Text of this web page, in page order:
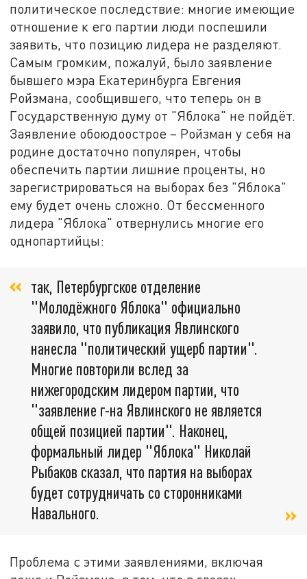
политическое последствие: многие имеющие
отношение к его партии люди поспешили
заявить, что позицию лидера не разделяют.
Самым громким, пожалуй, было заявление
бывшего мэра Екатеринбурга Евгения
Ройзмана, сообщившего, что теперь он в
Государственную думу от "Яблока" не пойдёт.
Заявление обоюдоострое – Ройзман у себя на
родине достаточно популярен, чтобы
обеспечить партии лишние проценты, но
зарегистрироваться на выборах без "Яблока"
ему будет очень сложно. От бессменного
лидера "Яблока" отвернулись многие его
однопартийцы:
так, Петербургское отделение
"Молодёжного Яблока" официально
заявило, что публикация Явлинского
нанесла "политический ущерб партии".
Многие повторили вслед за
нижегородским лидером партии, что
"заявление г-на Явлинского не является
общей позицией партии". Наконец,
формальный лидер "Яблока" Николай
Рыбаков сказал, что партия на выборах
будет сотрудничать со сторонниками
Навального.
Проблема с этими заявлениями, включая